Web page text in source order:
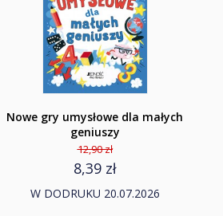
Nowe gry umysłowe dla małych
geniuszy
12,90 zł
8,39 zł
W DODRUKU 20.07.2026